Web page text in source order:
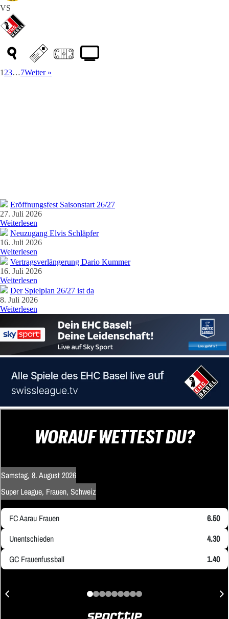
VS
1 23…7Weiter »
Eröffnungsfest Saisonstart 26/27
27. Juli 2026
Weiterlesen
Neuzugang Elvis Schläpfer
16. Juli 2026
Weiterlesen
Vertragsverlängerung Dario Kummer
16. Juli 2026
Weiterlesen
Der Spielplan 26/27 ist da
8. Juli 2026
Weiterlesen